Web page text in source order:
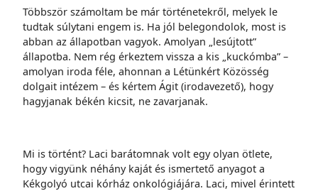
Többször számoltam be már történetekről, melyek le
tudtak súlytani engem is. Ha jól belegondolok, most is
abban az állapotban vagyok. Amolyan „lesújtott”
állapotba. Nem rég érkeztem vissza a kis „kuckómba” –
amolyan iroda féle, ahonnan a Létünkért Közösség
dolgait intézem – és kértem Ágit (irodavezető), hogy
hagyjanak békén kicsit, ne zavarjanak.
Mi is történt? Laci barátomnak volt egy olyan ötlete,
hogy vigyünk néhány kaját és ismertető anyagot a
Kékgolyó utcai kórház onkológiájára. Laci, mivel érintett